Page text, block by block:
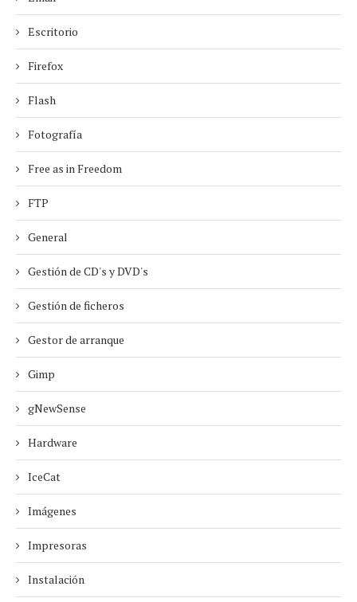
Escritorio
Firefox
Flash
Fotografía
Free as in Freedom
FTP
General
Gestión de CD's y DVD's
Gestión de ficheros
Gestor de arranque
Gimp
gNewSense
Hardware
IceCat
Imágenes
Impresoras
Instalación